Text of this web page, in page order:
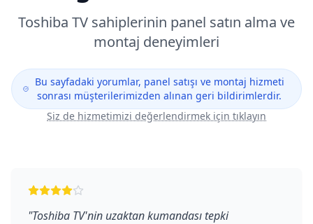
Toshiba TV sahiplerinin panel satın alma ve
montaj deneyimleri
Bu sayfadaki yorumlar, panel satışı ve montaj hizmeti
sonrası müşterilerimizden alınan geri bildirimlerdir.
Siz de hizmetimizi değerlendirmek için tıklayın
"Toshiba TV'nin uzaktan kumandası tepki